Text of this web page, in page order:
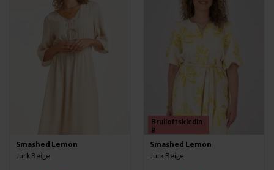
Smashed Lemon
Jurk Beige
Bruiloftskledin
g
Smashed Lemon
Jurk Beige